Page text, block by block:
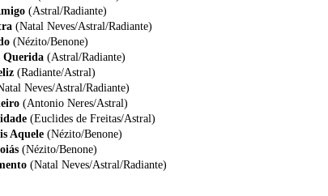
(Astral/Radiante)
(Natal Neves/Astral/Radiante)
(Nézito/Benone)
Querida(Astral/Radiante)
(Radiante/Astral)
Neves/Astral/Radiante)
(Antonio Neres/Astral)
(Euclides de Freitas/Astral)
Aquele (Nézito/Benone)
(Nézito/Benone)
(Natal Neves/Astral/Radiante)